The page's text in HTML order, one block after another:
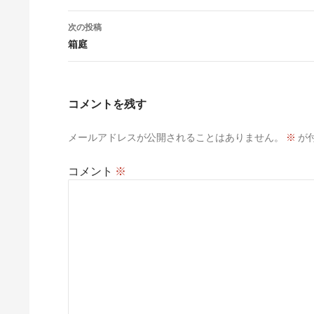
ナ
ビ
ゲ
ョ
ン
次の投稿
箱庭
コメントを残す
メールアドレスが公開されることはありません。 ※ が
コメント ※